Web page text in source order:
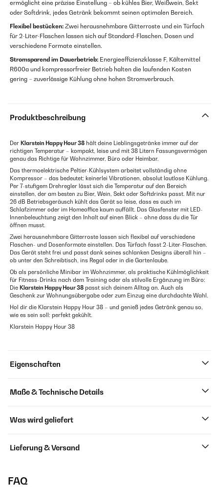
ermöglicht eine präzise Einstellung – ob kühles Bier, Weißwein, Sekt
oder Softdrink, jedes Getränk bekommt seinen optimalen Bereich.
Flexibel bestücken: Zwei herausnehmbare Gitterroste und ein Türfach
für 2-Liter-Flaschen lassen sich auf Standard-Flaschen, Dosen und
verschiedene Formate einstellen.
Stromsparend im Dauerbetrieb: Energieeffizienzklasse F, Kältemittel
R600a und kompressorfreier Betrieb halten die laufenden Kosten
gering – zuverlässige Kühlung ohne hohen Stromverbrauch.
Produktbeschreibung
Der Klarstein Happy Hour 38 hält deine Lieblingsgetränke immer auf der
richtigen Temperatur – kompakt, leise und mit 38 Litern Fassungsvermögen
genau das Richtige für Wohnzimmer, Büro oder Heimbar.
Das thermoelektrische Peltier-Kühlsystem arbeitet vollständig ohne
Kompressor – das bedeutet: keinerlei Vibrationen, absolut lautlose Kühlung.
Per 7-stufigem Drehregler lässt sich die Temperatur auf den Bereich
einstellen, der am besten zu Bier, Wein, Sekt oder Softdrinks passt. Mit nur
26 dB Betriebsgeräusch kühlt das Gerät so leise, dass es auch im
Schlafzimmer oder im Homeoffice kaum auffällt. Das Glasfenster mit LED-
Innenbeleuchtung zeigt den Inhalt auf einen Blick – ohne dass du die Tür
öffnen musst.
Zwei herausnehmbare Gitterroste lassen sich flexibel auf verschiedene
Flaschen- und Dosenformate einstellen. Das Türfach fasst 2-Liter-Flaschen.
Das Gerät steht frei und passt dank seines schlanken Designs überall hin –
ob unter den Schreibtisch, ins Regal oder in die Gartenlaube.
Ob als persönliche Minibar im Wohnzimmer, als praktische Kühlmöglichkeit
für Fitness-Drinks nach dem Training oder als stilvolle Ergänzung im Büro:
Die Klarstein Happy Hour 38 passt sich deinem Alltag an. Auch als
Geschenk zur Wohnungsübergabe oder zum Einzug eine durchdachte Wahl.
Hol dir die Klarstein Happy Hour 38 – und genieß jedes Getränk genau so,
wie es sein soll: perfekt gekühlt.
Klarstein Happy Hour 38
Eigenschaften
Maße & Technische Details
Was wird geliefert
Lieferung & Versand
FAQ